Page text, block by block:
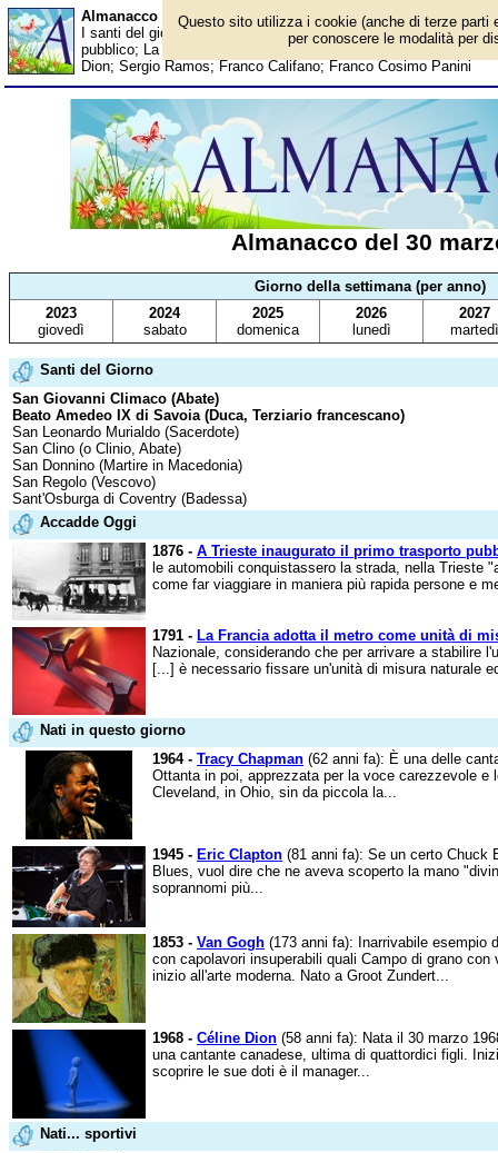
Almanacco del 30 marzo - Santi del giorno
I santi del giorno, eventi storici, successi sportivi, anniversari
pubblico; La Francia adotta il metro come unità di misura;
Dion; Sergio Ramos; Franco Califano; Franco Cosimo Panini
Almanacco del 30
Giorno della settimana (per anno)
2023
giovedì
2024
sabato
2025
domenica
2026
lunedì
2027
martedì
Santi del Giorno
San Giovanni Climaco (Abate)
Beato Amedeo IX di Savoia (Duca, Terziario francescano)
San Leonardo Murialdo (Sacerdote)
San Clino (o Clinio, Abate)
San Donnino (Martire in Macedonia)
San Regolo (Vescovo)
Sant'Osburga di Coventry (Badessa)
Accadde Oggi
1876 - A Trieste inaugurato il primo trasporto
le automobili conquistassero la strada, nella Trieste
come far viaggiare in maniera più rapida persone e
1791 - La Francia adotta il metro come unità di
Nazionale, considerando che per arrivare a stabilire
[...] è necessario fissare un'unità di misura naturale
Nati in questo giorno
1964 - Tracy Chapman (62 anni fa): È una delle
Ottanta in poi, apprezzata per la voce carezzevole e
Cleveland, in Ohio, sin da piccola la...
1945 - Eric Clapton (81 anni fa): Se un certo Chuck
Blues, vuol dire che ne aveva scoperto la mano
soprannomi più...
1853 - Van Gogh (173 anni fa): Inarrivabile esempio
con capolavori insuperabili quali Campo di grano
inizio all'arte moderna. Nato a Groot Zundert...
1968 - Céline Dion (58 anni fa): Nata il 30 marzo
una cantante canadese, ultima di quattordici figli.
scoprire le sue doti è il manager...
Nati... sportivi
Questo sito utilizza i cookie (anche di terze parti
per conoscere le modalità per